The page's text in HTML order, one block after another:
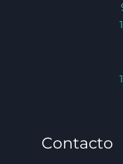
Contacto